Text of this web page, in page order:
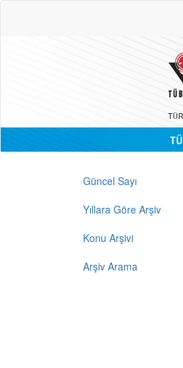
Güncel Sayı
Yıllara Göre Arşiv
Konu Arşivi
Arşiv Arama